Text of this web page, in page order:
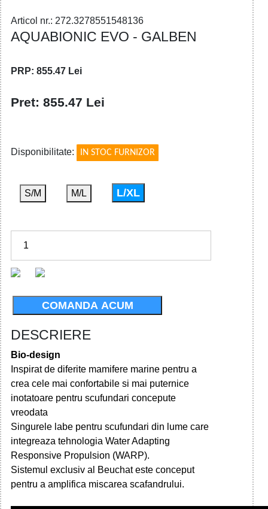
Articol nr.: 272.3278551548136
AQUABIONIC EVO - GALBEN
PRP: 855.47 Lei
Pret: 855.47 Lei
Disponibilitate: IN STOC FURNIZOR
S/M M/L L/XL
COMANDA ACUM
DESCRIERE
Bio-design
Inspirat de diferite mamifere marine pentru a
crea cele mai confortabile si mai puternice
inotatoare pentru scufundari concepute
vreodata
Singurele labe pentru scufundari din lume care
integreaza tehnologia Water Adapting
Responsive Propulsion (WARP).
Sistemul exclusiv al Beuchat este conceput
pentru a amplifica miscarea scafandrului.